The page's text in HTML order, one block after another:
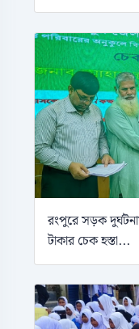
রংপুরে সড়ক
টাকার চেক হস্তা...